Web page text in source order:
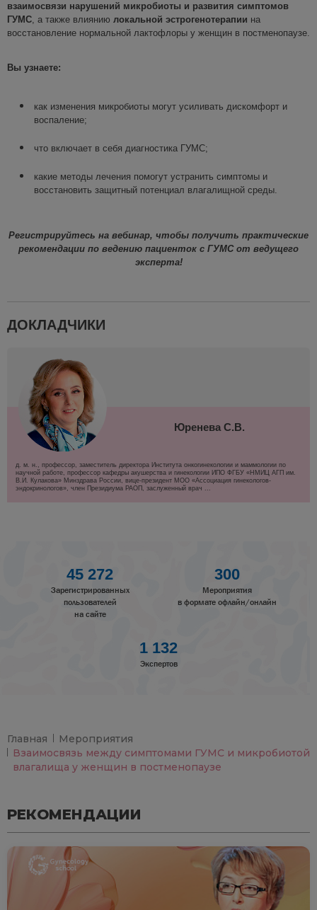
взаимосвязи нарушений микробиоты и развития симптомов
ГУМС, а также влиянию локальной эстрогенотерапии на
восстановление нормальной лактофлоры у женщин в постменопаузе.
Вы узнаете:
как изменения микробиоты могут усиливать дискомфорт и
воспаление;
что включает в себя диагностика ГУМС;
какие методы лечения помогут устранить симптомы и
восстановить защитный потенциал влагалищной среды.
Регистрируйтесь на вебинар, чтобы получить практические
рекомендации по ведению пациенток с ГУМСот ведущего
эксперта!
ДОКЛАДЧИКИ
Юренева С.В.
д. м. н., профессор, заместитель директора Института онкогинекологии и маммологии по
научной работе, профессор кафедры акушерства и гинекологии ИПО ФГБУ «НМИЦ АГП им.
В.И. Кулакова» Минздрава России, вице-президент МОО «Ассоциация гинекологов-
эндокринологов», член Президиума РАОП, заслуженный врач ...
45 272
Зарегистрированных
пользователей
на сайте
300
Мероприятия
в формате офлайн/онлайн
1 132
Экспертов
Главная
Мероприятия
Взаимосвязь между симптомами ГУМС и микробиотой
влагалища у женщин в постменопаузе
РЕКОМЕНДАЦИИ